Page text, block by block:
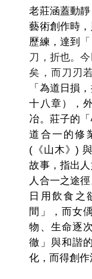
老莊涵蓋動
藝術創作時
歷練，達到
刀，折也。
矣，而刀刃
「為道日損
十八章），
冶。莊子的
道合一的修
(《山木》)
故事，指出
人合一之途
日用飲食之
間」，而女
物、生命逐
徹」與和諧
化，而得創作